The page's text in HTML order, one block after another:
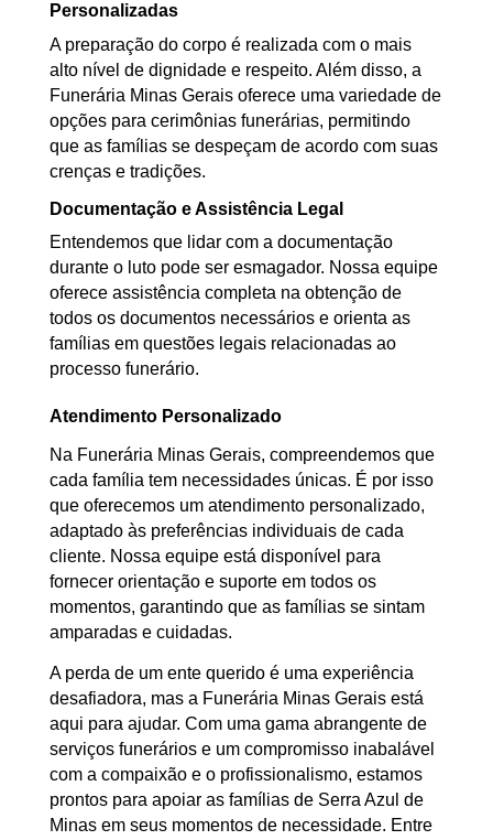
Personalizadas
A preparação do corpo é realizada com o mais
alto nível de dignidade e respeito. Além disso, a
Funerária Minas Gerais oferece uma variedade de
opções para cerimônias funerárias, permitindo
que as famílias se despeçam de acordo com suas
crenças e tradições.
Documentação e Assistência Legal
Entendemos que lidar com a documentação
durante o luto pode ser esmagador. Nossa equipe
oferece assistência completa na obtenção de
todos os documentos necessários e orienta as
famílias em questões legais relacionadas ao
processo funerário.
Atendimento Personalizado
Na Funerária Minas Gerais, compreendemos que
cada família tem necessidades únicas. É por isso
que oferecemos um atendimento personalizado,
adaptado às preferências individuais de cada
cliente. Nossa equipe está disponível para
fornecer orientação e suporte em todos os
momentos, garantindo que as famílias se sintam
amparadas e cuidadas.
A perda de um ente querido é uma experiência
desafiadora, mas a Funerária Minas Gerais está
aqui para ajudar. Com uma gama abrangente de
serviços funerários e um compromisso inabalável
com a compaixão e o profissionalismo, estamos
prontos para apoiar as famílias de Serra Azul de
Minas em seus momentos de necessidade. Entre